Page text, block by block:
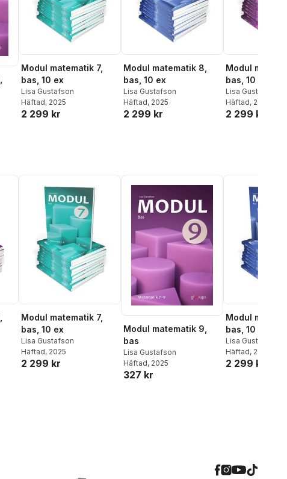
Modul matematik 7,
bas, 10 ex
Lisa Gustafson
Häftad, 2025
2 299 kr
Modul matematik 8,
bas, 10 ex
Lisa Gustafson
Häftad, 2025
2 299 kr
Modul
bas, 10 ex
Lisa Gustafson
Häftad, 2025
2 299 kr
Modul matematik 7,
bas, 10 ex
Lisa Gustafson
Häftad, 2025
2 299 kr
Modul matematik 9,
bas
Lisa Gustafson
Häftad, 2025
327 kr
Modul
bas, 10 ex
Lisa Gustafson
Häftad, 2025
2 299 kr